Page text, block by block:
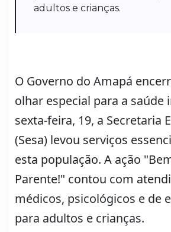
adultos e crianças.
O Governo do Amapá
olhar especial para a saúde
sexta-feira, 19, a Secretaria
(Sesa) levou serviços
esta população. A ação
Parente!" contou com
médicos, psicológicos e de
para adultos e crianças.